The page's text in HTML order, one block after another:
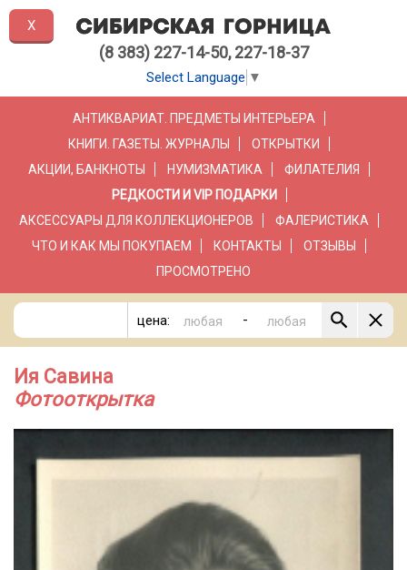
(8 383) 227-14-50, 227-18-37
Select Language ▼
АНТИКВАРИАТ. ПРЕДМЕТЫ ИНТЕРЬЕРА
КНИГИ. ГАЗЕТЫ. ЖУРНАЛЫ
ОТКРЫТКИ
АКЦИИ, БАНКНОТЫ
НУМИЗМАТИКА
ФИЛАТЕЛИЯ
РЕДКОСТИ И VIP ПОДАРКИ
АКСЕССУАРЫ ДЛЯ КОЛЛЕКЦИОНЕРОВ
ФАЛЕРИСТИКА
ЧТО И КАК МЫ ПОКУПАЕМ
КОНТАКТЫ
ОТЗЫВЫ
ПРОСМОТРЕНО
цена: -
Ия Савина
Фотооткрытка
X